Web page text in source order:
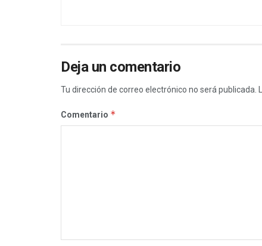
Deja un comentario
Tu dirección de correo electrónico no será publicada.
Comentario *